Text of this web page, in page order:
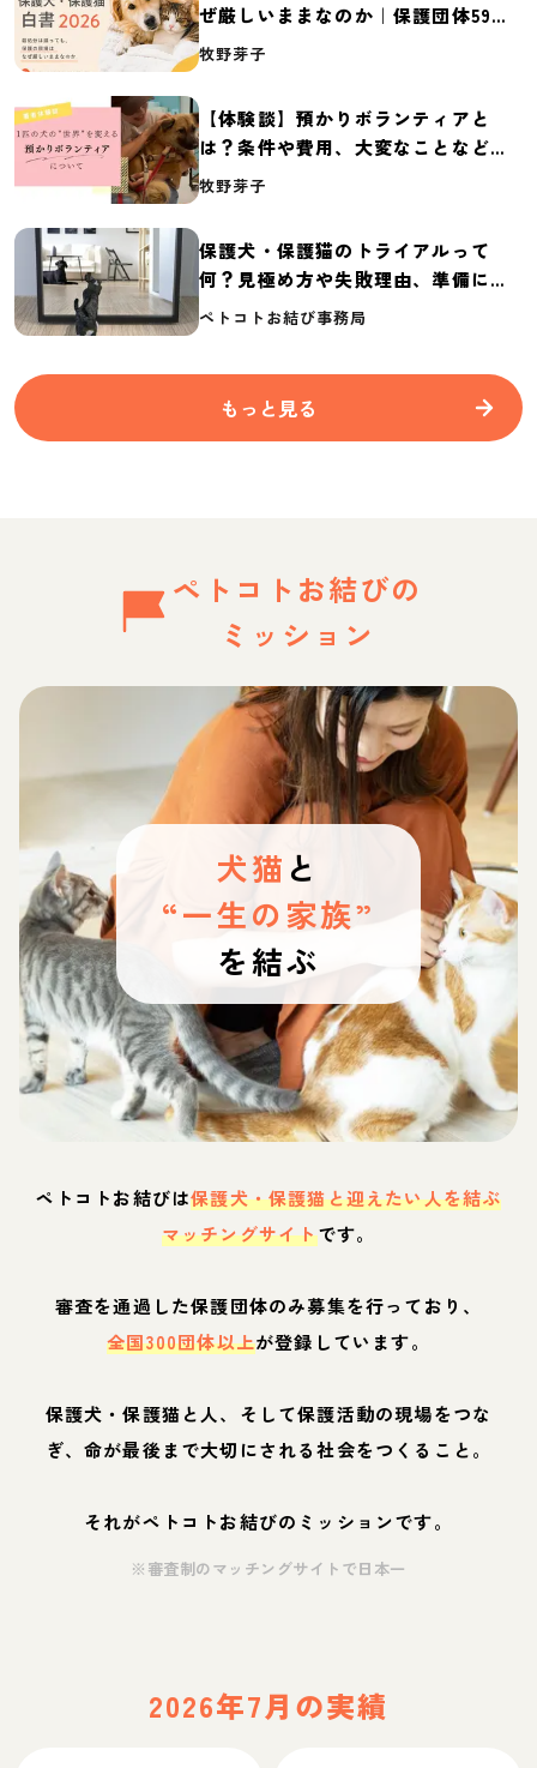
ぜ厳しいままなのか｜保護団体59団
体の実態調査【保護犬・保護猫白書
牧野芽子
【体験談】預かりボランティアと
は？条件や費用、大変なことなど紹
介
牧野芽子
保護犬・保護猫のトライアルって
何？見極め方や失敗理由、準備に必
要なものを紹介
ペトコトお結び事務局
もっと見る
ペトコトお結びの
ミッション
犬猫 と
“一生の家族”
を結ぶ
ペトコトお結びは保護犬・保護猫と迎えたい人を結ぶ
マッチングサイトです。
審査を通過した保護団体のみ募集を行っており、
全国300団体以上が登録しています。
保護犬・保護猫と人、そして保護活動の現場をつな
ぎ、命が最後まで大切にされる社会をつくること。
それがペトコトお結びのミッションです。
※審査制のマッチングサイトで日本一
2026年7月の実績